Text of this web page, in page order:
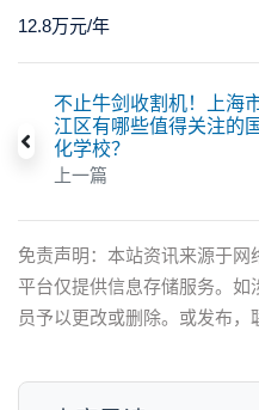
12.8万元/年
不止牛剑收割机！上海
江区有哪些值得关注的
化学校？
上一篇
免责声明：本站资讯来源于网
平台仅提供信息存储服务。如
员予以更改或删除。或发布，